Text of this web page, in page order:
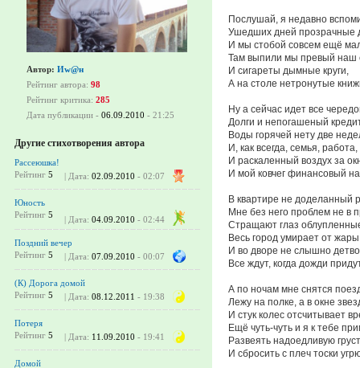
Автор: Иw@н
Рейтинг автора: 98
Рейтинг критика: 285
Дата публикации - 06.09.2010 - 21:25
Другие стихотворения автора
Рассеюшка!
Рейтинг 5 | Дата: 02.09.2010 - 02:07
Юность
Рейтинг 5 | Дата: 04.09.2010 - 02:44
Поздний вечер
Рейтинг 5 | Дата: 07.09.2010 - 00:07
(К) Дорога домой
Рейтинг 5 | Дата: 08.12.2011 - 19:38
Потеря
Рейтинг 5 | Дата: 11.09.2010 - 19:41
Домой
Послушай, я недавно
Ушедших дней прозрачные
И мы стобой совсем ещё
Там выпили мы превый наш
И сигареты дымные круги,
А на столе нетронутые
Ну а сейчас идет все
Долги и непогашеный
Воды горячей нету две
И, как всегда, семья,
И раскаленный воздух за
И мой ковчег финансовый
В квартире не доделанный
Мне без него проблем не в
Стращают глаз
Весь город умирает от жары
И во дворе не слышно
Все ждут, когда дожди
А по ночам мне снятся
Лежу на полке, а в окне
И стук колес отсчитывает
Ещё чуть-чуть и я к тебе
Развеять надоедливую
И сбросить с плеч тоски